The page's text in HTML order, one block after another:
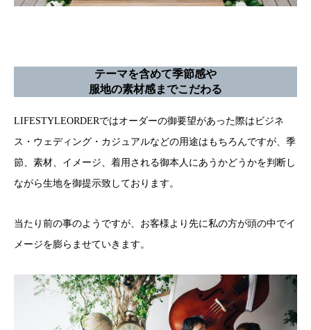
テーマを含めて季節感や
服地の素材感までこだわる
LIFESTYLEORDERではオーダーの御要望があった際はビジネ
ス・ウェディング・カジュアルなどの用途はもちろんですが、季
節、素材、イメージ、着用される御本人にあうかどうかを判断し
ながら生地を御提示致しております。
当たり前の事のようですが、お客様より先に私の方が頭の中でイ
メージを膨らませていきます。